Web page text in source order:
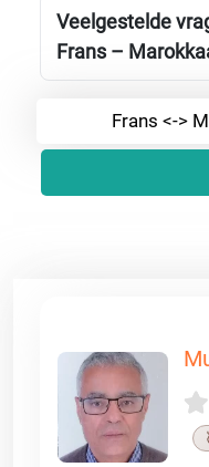
Veelgestelde
Frans –
Frans <->